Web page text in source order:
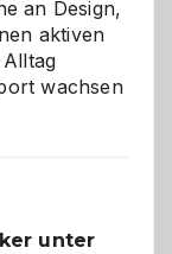
an Design,
aktiven
wachsen
unter